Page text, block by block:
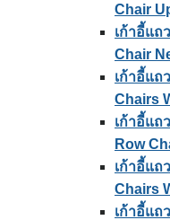
Chair
เก้าอี้แถ
Chair
เก้าอี้แ
Chairs
เก้าอี้แ
Row
เก้าอี้แถ
Chairs
เก้าอี้แถ